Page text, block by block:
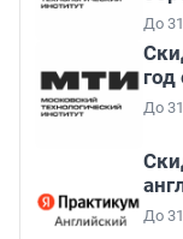
До
год
До
До